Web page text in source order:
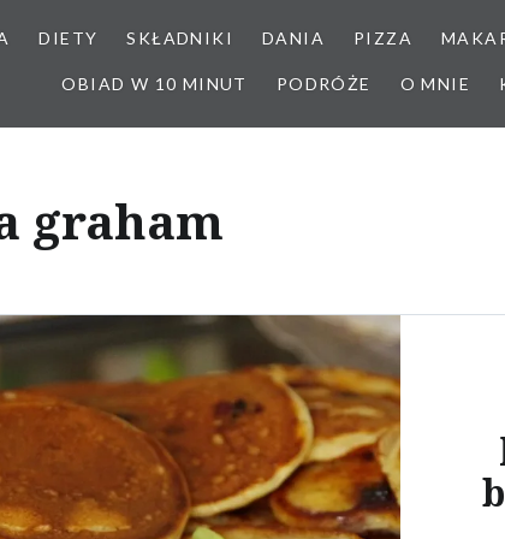
DIETY SKŁADNIKI DANIA PIZZA
OBIAD W 10 MINUT PODRÓŻE O MNIE
graham